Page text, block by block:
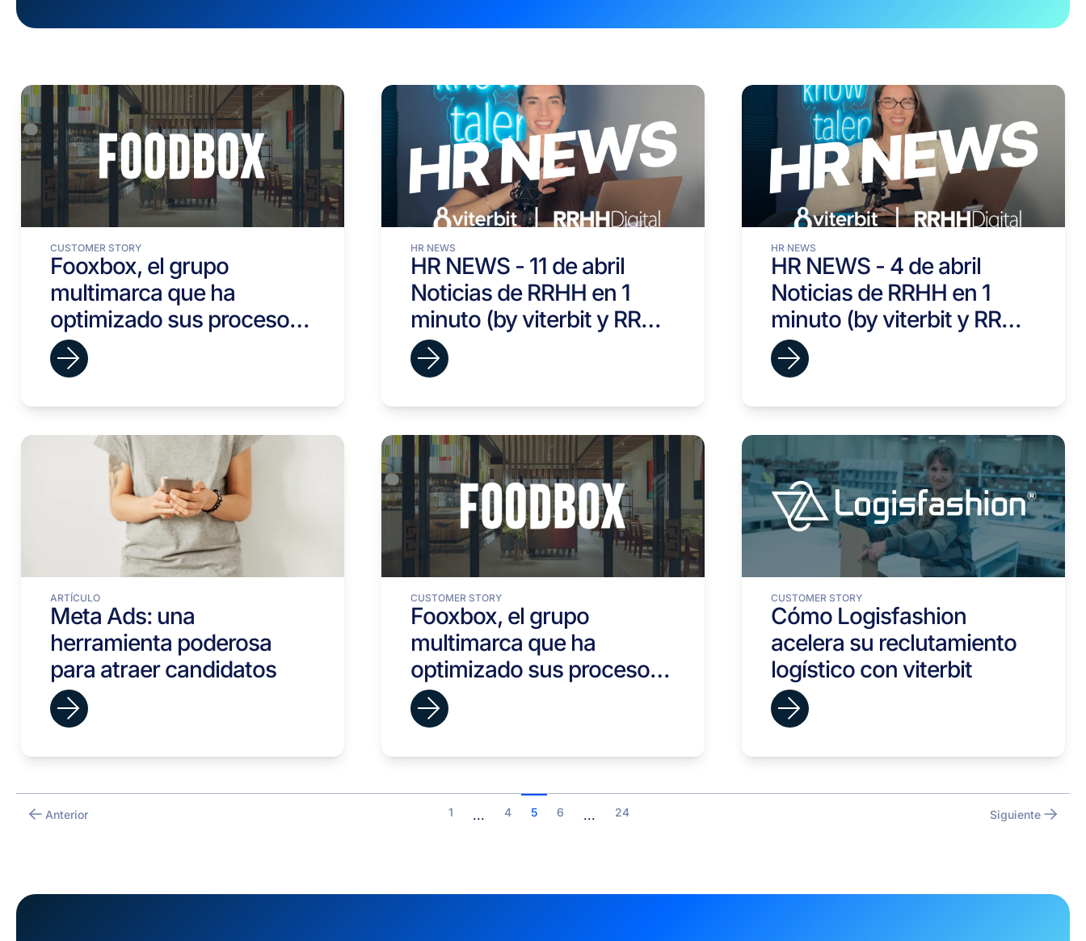
CUSTOMER STORY
Fooxbox, el grupo
multimarca que ha
optimizado sus procesos
de selección con viterbit.
HR NEWS
HR NEWS - 11 de abril
Noticias de RRHH en 1
minuto (by viterbit y RRHH
Digital)
HR NEWS
HR NEWS - 4 de abril
Noticias de RRHH en 1
minuto (by viterbit y RRHH
Digital)
ARTÍCULO
Meta Ads: una
herramienta poderosa
para atraer candidatos
CUSTOMER STORY
Fooxbox, el grupo
multimarca que ha
optimizado sus procesos
de selección con viterbit.
CUSTOMER STORY
Cómo Logisfashion
acelera su reclutamiento
logístico con viterbit
Anterior 1 ... 4 5 6 ... 24 Siguiente